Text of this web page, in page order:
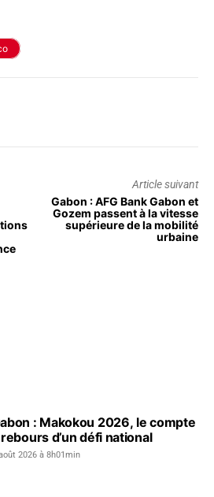
Article suivant
Gabon : AFG Bank Gabon et
Gozem passent à la vitesse
supérieure de la mobilité
urbaine
: Makokou 2026, le compte
d’un défi national
2026 à 8h01min